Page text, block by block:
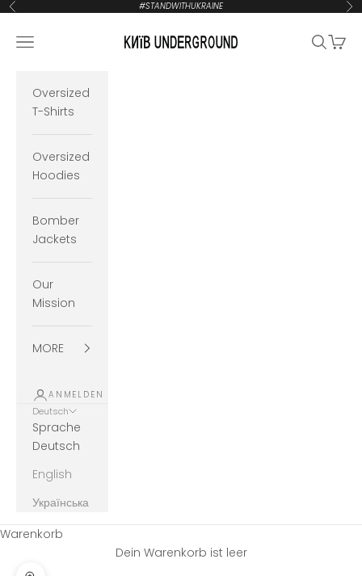
Zum Inhalt springen
Zurück #STANDWITHUKRAINE Vor
KYIVUNDERGROUND
Navigationsmenü öffnen Suche
Oversized
T-Shirts
Oversized
Hoodies
Bomber
Jackets
Our
Mission
MORE
ANMELDEN
Deutsch
Sprache
Deutsch
English
Українська
Warenkorb
Dein Warenkorb ist leer